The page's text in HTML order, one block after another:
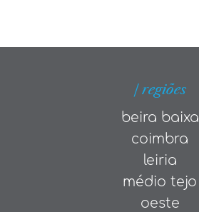
| regiões
beira baixa
coimbra
leiria
médio tejo
oeste